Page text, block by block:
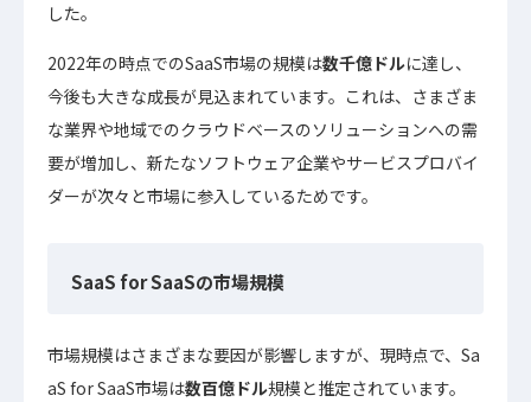
した。
2022年の時点でのSaaS市場の規模は数千億ドルに達し、
今後も大きな成長が見込まれています。これは、さまざま
な業界や地域でのクラウドベースのソリューションへの需
要が増加し、新たなソフトウェア企業やサービスプロバイ
ダーが次々と市場に参入しているためです。
SaaS for SaaSの市場規模
市場規模はさまざまな要因が影響しますが、現時点で、Sa
aS for SaaS市場は数百億ドル規模と推定されています。